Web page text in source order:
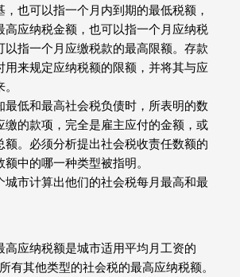
也可以指一个月内到期的最低税额，
高应纳税金额，也可以指一个月应纳税
以指一个月应缴税款的最高限额。存款
用来规定应纳税额的限额，并将其与应
最低和最高社会税负债时，所表明的数
缴的款项，完全是雇主应付的金额，或
额。必须分析提出社会税收责任数额的
中的哪一种类型被指明。
城市计算出他们的社会税每月最高和最
高应纳税额是城市适用平均月工资的
有其他类型的社会税的最高应纳税额。